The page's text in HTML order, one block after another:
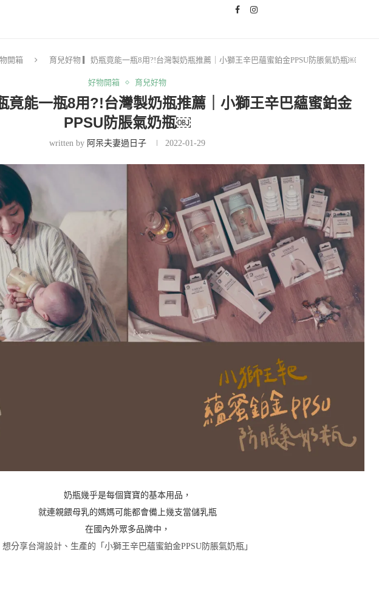
開箱 育兒好物 ▎奶瓶竟能一瓶8用?!台灣製奶瓶推薦｜小獅王辛巴蘊蜜鉑金PPSU防脹氣奶瓶￼
好物開箱 育兒好物
能一瓶8用?!台灣製奶瓶推薦｜小獅王辛巴蘊蜜鉑金
PPSU防脹氣奶瓶￼
written by 阿呆夫妻過日子 2022-01-29
奶瓶幾乎是每個寶寶的基本用品，
就連親餵母乳的媽媽可能都會備上幾支當儲乳瓶
在國內外眾多品牌中，
想分享台灣設計、生產的「小獅王辛巴蘊蜜鉑金PPSU防脹氣奶瓶」